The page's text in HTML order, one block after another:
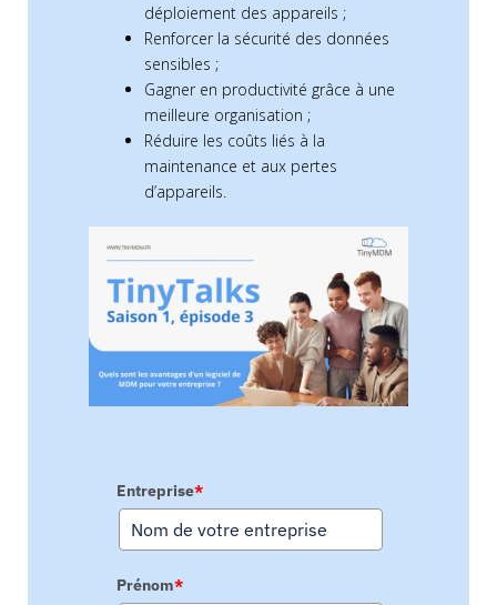
déploiement des appareils ;
Renforcer la sécurité des données
sensibles ;
Gagner en productivité grâce à une
meilleure organisation ;
Réduire les coûts liés à la
maintenance et aux pertes
d’appareils.
Entreprise*
Prénom*